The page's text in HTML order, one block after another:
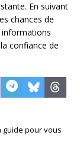
En suivant
chances de
confiance de
guide pour vous